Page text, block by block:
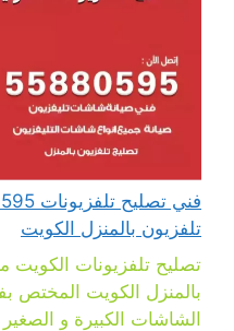
تلفزيون بالمنزل الكويت
تصليح تلفزيونات
بالمنزل الكويت المختص
الشاشات الكبيرة و